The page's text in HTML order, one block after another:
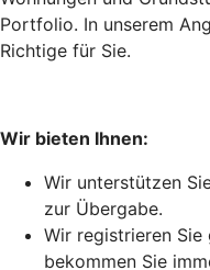
Portfolio. In unserem
Richtige für Sie.
Wir bieten Ihnen:
Wir unterstützen
zur Übergabe.
Wir registrieren Sie
bekommen Sie